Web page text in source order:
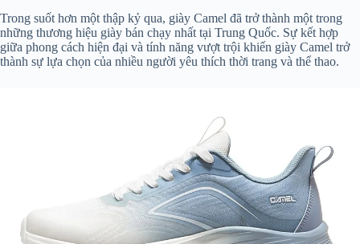
Trong suốt hơn một thập kỷ qua, giày Camel đã trở thành một trong
những thương hiệu giày bán chạy nhất tại Trung Quốc. Sự kết hợp
giữa phong cách hiện đại và tính năng vượt trội khiến giày Camel trở
thành sự lựa chọn của nhiều người yêu thích thời trang và thể thao.